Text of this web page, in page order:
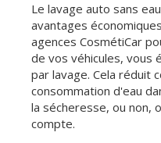
Le lavage auto sans
avantages
agences CosmétiCar
de vos véhicules, vous
par lavage. Cela réduit
consommation d'eau
la sécheresse, ou non,
compte.